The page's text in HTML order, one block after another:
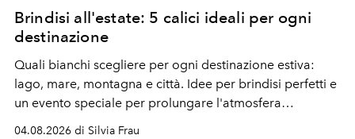
Brindisi all'estate: 5 calici ideali per ogni
destinazione
Quali bianchi scegliere per ogni destinazione estiva:
lago, mare, montagna e città. Idee per brindisi perfetti e
un evento speciale per prolungare l'atmosfera
04.08.2026 di Silvia Frau